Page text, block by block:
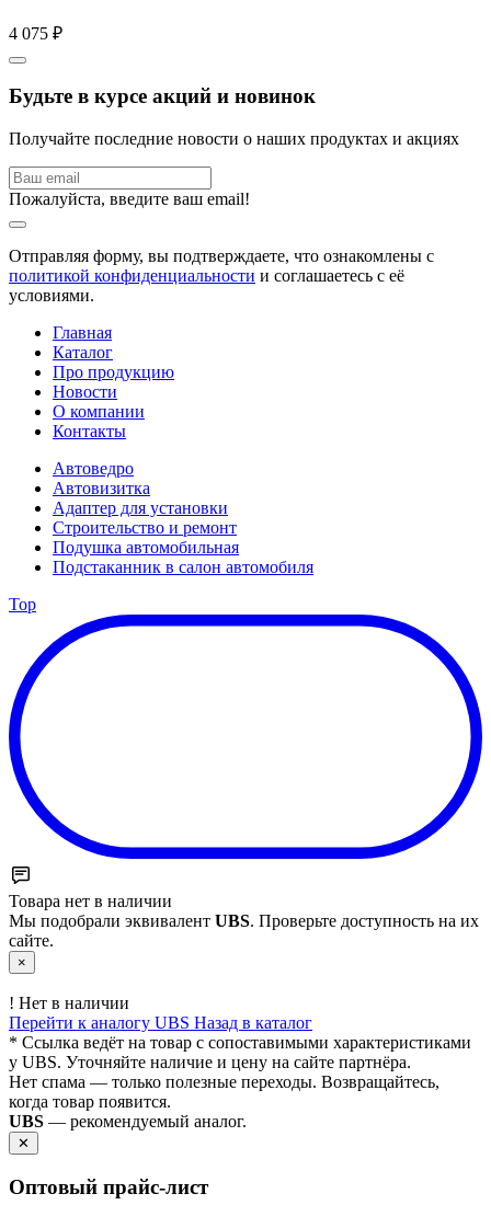
4 075 ₽
Будьте в курсе акций и новинок
Получайте последние новости о наших продуктах и акциях
Пожалуйста, введите ваш email!
Отправляя форму, вы подтверждаете, что ознакомлены с
политикой конфиденциальности и соглашаетесь с её
условиями.
Главная
Каталог
Про продукцию
Новости
О компании
Контакты
Автоведро
Автовизитка
Адаптер для установки
Строительство и ремонт
Подушка автомобильная
Подстаканник в салон автомобиля
Top
Товара нет в наличии
Мы подобрали эквивалент UBS. Проверьте доступность на их
сайте.
×
! Нет в наличии
Перейти к аналогу UBS Назад в каталог
* Ссылка ведёт на товар с сопоставимыми характеристиками
у UBS. Уточняйте наличие и цену на сайте партнёра.
Нет спама — только полезные переходы. Возвращайтесь,
когда товар появится.
UBS — рекомендуемый аналог.
✕
Оптовый прайс‑лист